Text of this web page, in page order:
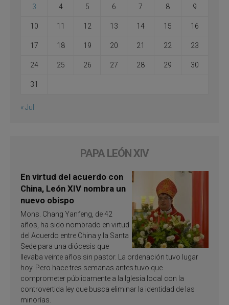
3 4 5 6 7 8 9
10 11 12 13 14 15 16
17 18 19 20 21 22 23
24 25 26 27 28 29 30
31
« Jul
PAPA LEÓN XIV
En virtud del acuerdo con
China, León XIV nombra un
nuevo obispo
Mons. Chang Yanfeng, de 42
años, ha sido nombrado en virtud
del Acuerdo entre China y la Santa
Sede para una diócesis que
llevaba veinte años sin pastor. La ordenación tuvo lugar
hoy. Pero hace tres semanas antes tuvo que
comprometer públicamente a la Iglesia local con la
controvertida ley que busca eliminar la identidad de las
minorías.